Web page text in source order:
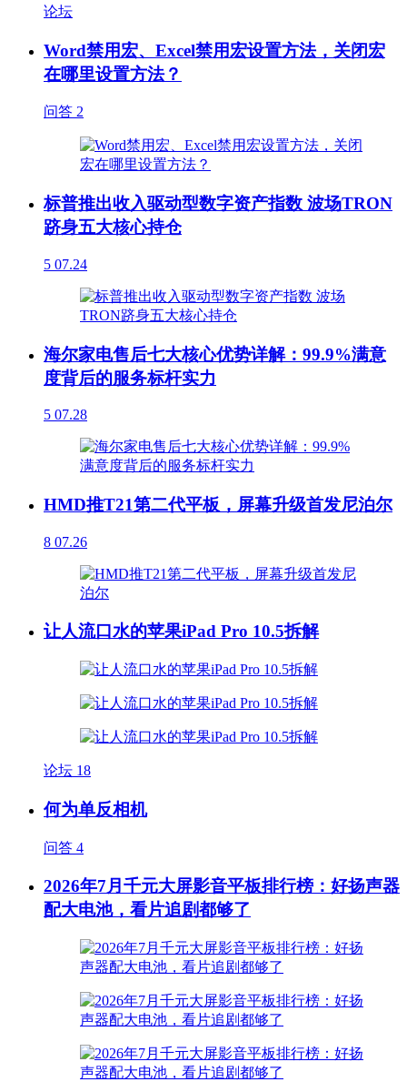
论坛
Word禁用宏、Excel禁用宏设置方法，关闭宏
在哪里设置方法？
问答 2
标普推出收入驱动型数字资产指数 波场TRON
跻身五大核心持仓
5 07.24
海尔家电售后七大核心优势详解：99.9%满意
度背后的服务标杆实力
5 07.28
HMD推T21第二代平板，屏幕升级首发尼泊尔
8 07.26
让人流口水的苹果iPad Pro 10.5拆解
论坛 18
何为单反相机
问答 4
2026年7月千元大屏影音平板排行榜：好扬声器
配大电池，看片追剧都够了